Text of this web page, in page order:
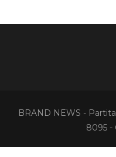
BRAND NEWS -
8095 -